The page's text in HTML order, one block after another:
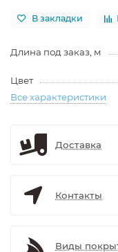
В закладки
Длина под заказ, м
Цвет
Все характеристики
Доставка
Контакты
Виды